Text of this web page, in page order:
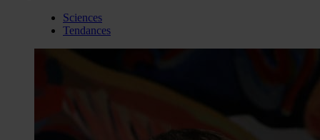
Sciences
Tendances